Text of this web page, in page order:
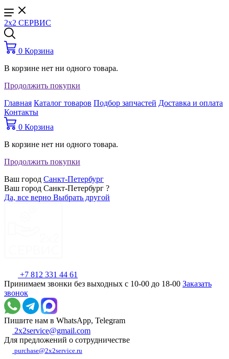
2x2 СЕРВИС
0 Корзина
В корзине нет ни одного товара.
Продолжить покупки
Главная Каталог товаров Подбор запчастей Доставка и оплата
Контакты
0 Корзина
В корзине нет ни одного товара.
Продолжить покупки
Ваш город Санкт-Петербург
Ваш город Санкт-Петербург ?
Да, все верно Выбрать другой
+7 812 331 44 61
Принимаем звонки без выходных с 10-00 до 18-00 Заказать
звонок
Пишите нам в WhatsApp, Telegram
2x2service@gmail.com
Для предложений о сотрудничестве
purchase@2x2service.ru